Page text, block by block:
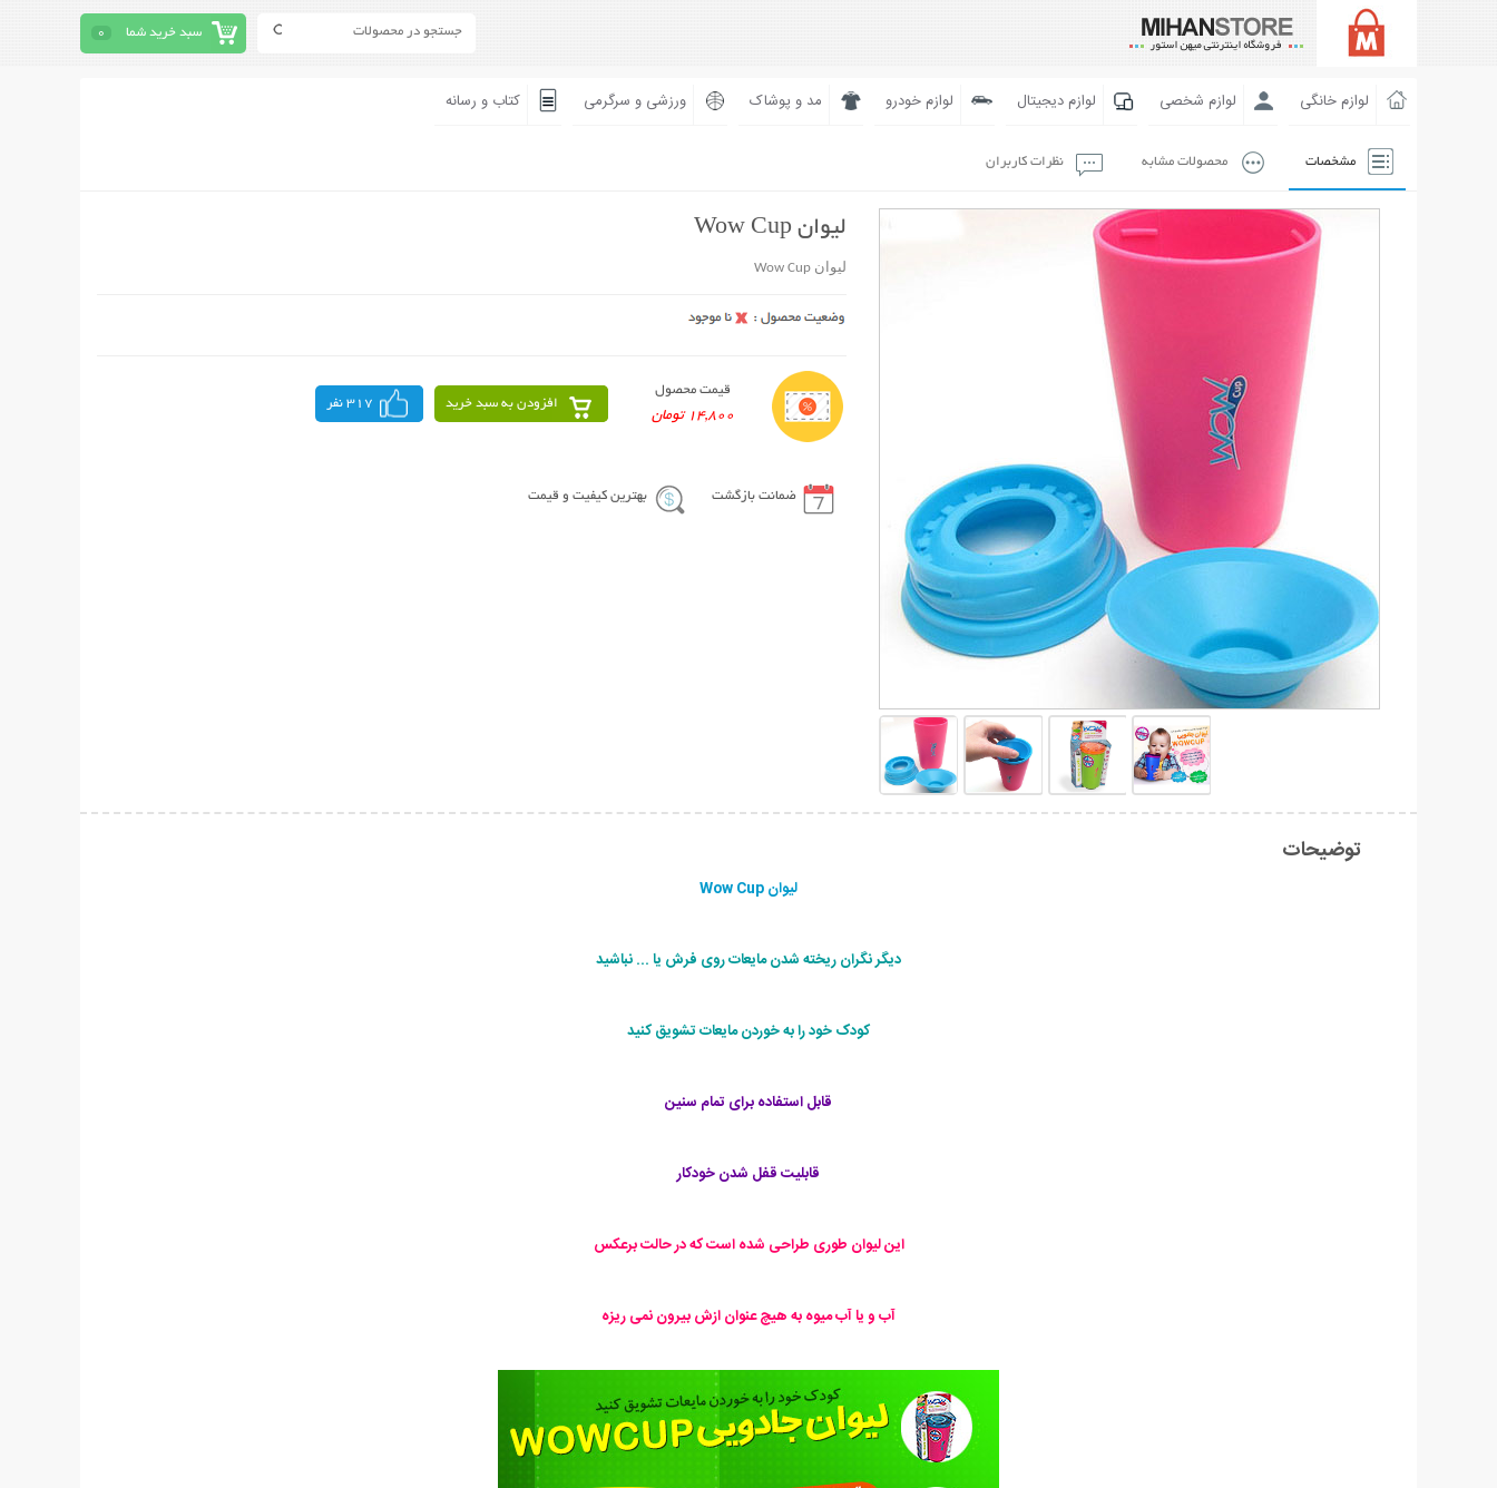
سبد خرید شما 0
لوازم خانگی لوازم شخصی لوازم دیجیتال لوازم خودرو مد و پوشاک ورزشی و سرگرمی کتاب و رسانه
مشخصات محصولات مشابه نظرات کاربران
لیوان Wow Cup
لیوان Wow Cup
قیمت محصول
14,800 تومان
افزودن به سبد خرید 317 نفر
ضمانت بازگشت بهترین کیفیت و قیمت
توضیحات
لیوان Wow Cup
دیگر نگران ریخته شدن مایعات روی فرش یا ... نباشید
کودک خود را به خوردن مایعات تشویق کنید
قابل استفاده برای تمام سنین
قابلیت قفل شدن خودکار
این لیوان طوری طراحی شده است که در حالت برعکس
آب و یا آب میوه به هیچ عنوان ازش بیرون نمی ریزه